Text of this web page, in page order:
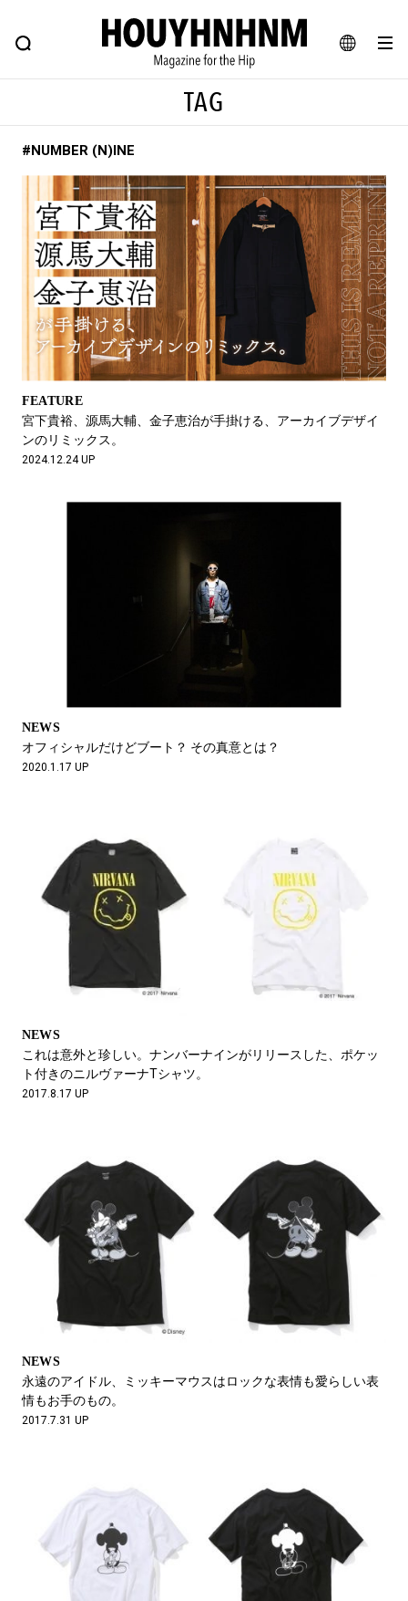
JA
FEATURE BLOG SNAP
ヒップなファッション、カルチャー、ライフスタイルWEBマガジン
#注目のタグ
#SHOPPING ADDICT #憧れの逸品
#ESSENTIAL DESIGNS #古着サミット
#NEW VINTAGE #マイナーグッド図鑑
#路地裏てぃーん。 #MONTHLY JOURNAL
#GH 銘品の所以 #フイナムのYouTube
#Commune H #FOCUS IT #AH.H
#ととけん #FASHION #MUSIC #MOVIE
#LIFESTYLE
#SPORTS
TAG
#NUMBER (N)INE
FEATURE
宮下貴裕、源馬大輔、金子恵治が手掛ける、アーカイブデザイ
ンのリミックス。
2024.12.24 UP
NEWS
オフィシャルだけどブート？ その真意とは？
2020.1.17 UP
NEWS
これは意外と珍しい。ナンバーナインがリリースした、ポケッ
ト付きのニルヴァーナTシャツ。
2017.8.17 UP
NEWS
永遠のアイドル、ミッキーマウスはロックな表情も愛らしい表
情もお手のもの。
2017.7.31 UP